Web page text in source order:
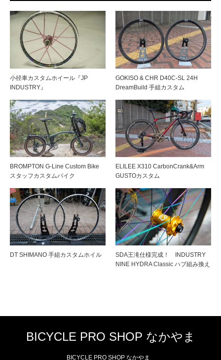
小径車カスタムホイール『JP
INDUSTRY』
GOKISO & CHR D40C-SL 24H
DreamBuild 手組カスタム
BROMPTON G-Line Custom Bike
スタッフカスタムバイク
ELILEE X310 CarbonCrank&Arm
GUSTOカスタム
DT SHIMANO 手組カスタムホイル
SDA王滝仕様完成！ INDUSTRY
NINE HYDRA Classic ハブ組み換え
BICYCLE PRO SHOP なかやま
BICYCLE PRO SHOP なかやま